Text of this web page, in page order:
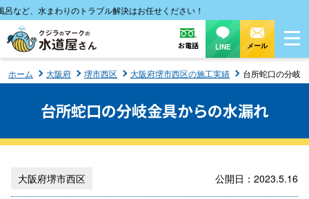
ど、水まわりのトラブル解決はお任せください！
お電話 LINE メール
ホーム 大阪府 堺市西区 大阪府堺市西区の施工実績 台所蛇口の分岐
台所蛇口の分岐金具からの水漏れ
大阪府堺市西区 公開日：2023.5.16